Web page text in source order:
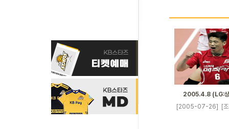
2005.4.8 (LG:
[2005-07-26]
[